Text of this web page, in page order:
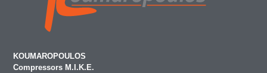
KOUMAROPOULOS
Compressors Μ.Ι.Κ.Ε.